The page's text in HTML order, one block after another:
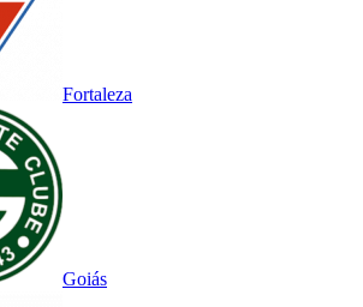
Fortaleza
Goiás